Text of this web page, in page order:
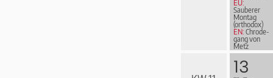
EU:
Sauberer
Montag
(orthodox)
EN: Chrode­
gang von
Metz
13